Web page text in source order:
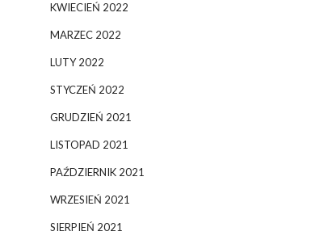
KWIECIEŃ 2022
MARZEC 2022
LUTY 2022
STYCZEŃ 2022
GRUDZIEŃ 2021
LISTOPAD 2021
PAŹDZIERNIK 2021
WRZESIEŃ 2021
SIERPIEŃ 2021